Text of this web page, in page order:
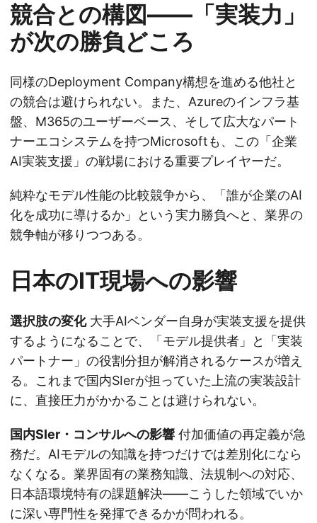
競合との構図——「実装力」
が次の勝負どころ
同様のDeployment Company構想を進める他社と
の競合は避けられない。また、Azureのインフラ基
盤、M365のユーザーベース、そして広大なパート
ナーエコシステムを持つMicrosoftも、この「企業
AI実装支援」の戦場における重要プレイヤーだ。
純粋なモデル性能の比較競争から、「誰が企業のAI
化を成功に導けるか」という実力勝負へと、業界の
競争軸が移りつつある。
日本のIT現場への影響
選択肢の変化大手AIベンダー自身が実装支援を提供
するようになることで、「モデル提供者」と「実装
パートナー」の役割分担が解消されるケースが増え
る。これまで国内SIerが担っていた上流の実装設計
に、直接圧力がかかることは避けられない。
国内SIer・コンサルへの影響 付加価値の再定義が急
務だ。AIモデルの知識を持つだけでは差別化になら
なくなる。業界固有の業務知識、法規制への対応、
日本語環境特有の課題解決——こうした領域でいか
に深い専門性を発揮できるかが問われる。